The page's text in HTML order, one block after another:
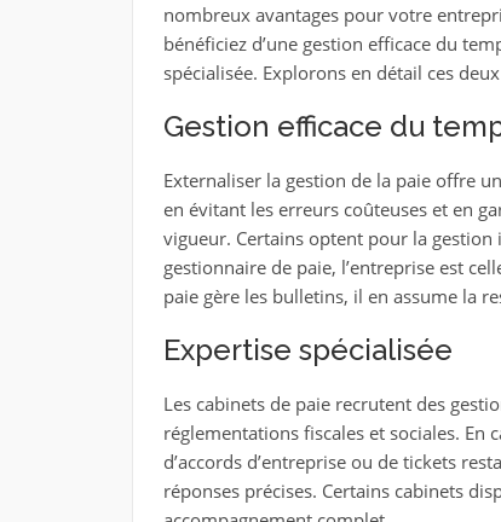
nombreux avantages pour votre
bénéficiez d’une gestion efficace du
spécialisée. Explorons en détail ces
Gestion efficace du
Externaliser la gestion de la paie offre
en évitant les erreurs coûteuses et en
vigueur. Certains optent pour la gestion
gestionnaire de paie, l’entreprise est
paie gère les bulletins, il en assume la
Expertise spécialisée
Les cabinets de paie recrutent des
réglementations fiscales et sociales. En
d’accords d’entreprise ou de tickets
réponses précises. Certains cabinets